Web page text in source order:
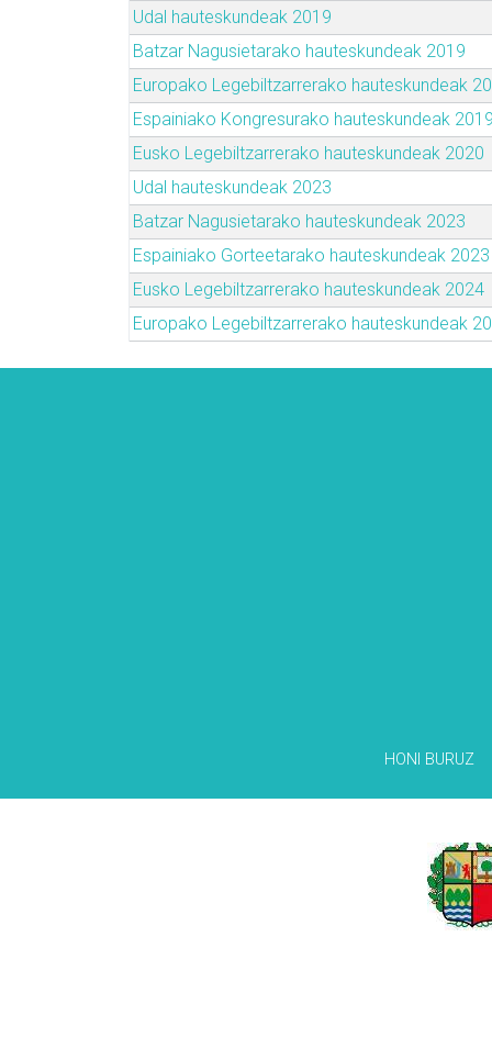
Udal hauteskundeak 2019
Batzar Nagusietarako hauteskundeak 2019
Europako Legebiltzarrerako hauteskundeak
Espainiako Kongresurako hauteskundeak 2019
Eusko Legebiltzarrerako hauteskundeak 2020
Udal hauteskundeak 2023
Batzar Nagusietarako hauteskundeak 2023
Espainiako Gorteetarako hauteskundeak 2023
Eusko Legebiltzarrerako hauteskundeak 2024
Europako Legebiltzarrerako hauteskundeak
HONI BURUZ